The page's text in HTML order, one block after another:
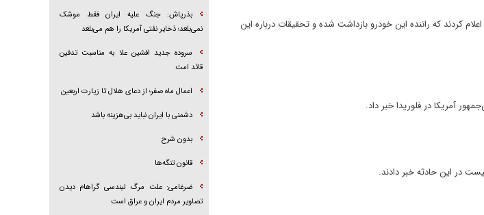
کردند که راننده این خودرو بازداشت شده و تحقیقات درباره این
آمریکا در فلوریدا خبر داد.
بذرپاش: ‏جنگ علیه ایران فقط موشک
نمی‌بلعد؛ ذخایر نفتی آمریکا را هم می‌بلعد
سروده جدید افشین علا به مناسبت تدفین
قائد امت
اعمال ماه صفر؛ از دعای هلال تا زیارت اربعین
دشمنی با ایران نباید بی‌هزینه باشد
بدون شرح
قانون تنگه‌ها
ضرغامی: علت مرگ لیندسی گراهام دیدن
تصاویر مردم ایران و عراق است